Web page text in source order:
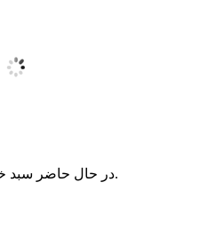
در حال حاضر سبد خرید شما خالی می‌باشد.